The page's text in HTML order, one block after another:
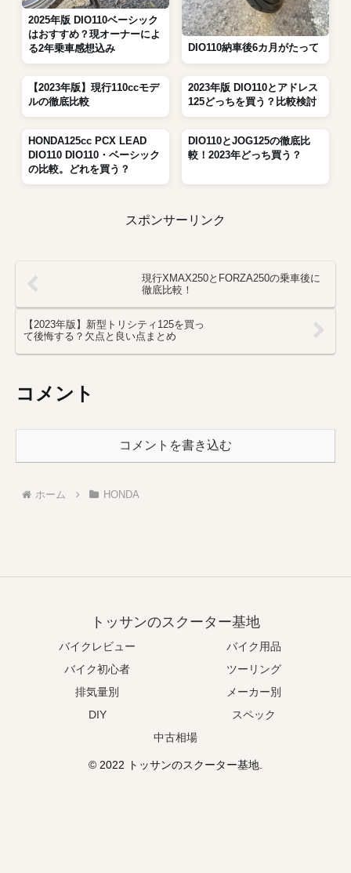
2025年版 DIO110ベーシック
はおすすめ？現オーナーによ
る2年乗車感想込み
DIO110納車後6カ月がたって
【2023年版】現行110ccモデ
ルの徹底比較
2023年版 DIO110とアドレス
125どっちを買う？比較検討
HONDA125cc PCX LEAD
DIO110 DIO110・ベーシック
の比較。どれを買う？
DIO110とJOG125の徹底比
較！2023年どっち買う？
スポンサーリンク
現行XMAX250とFORZA250の乗車後に
徹底比較！
【2023年版】新型トリシティ125を買っ
て後悔する？欠点と良い点まとめ
コメント
コメントを書き込む
ホーム HONDA
トッサンのスクーター基地
バイクレビュー
バイク用品
バイク初心者
ツーリング
排気量別
メーカー別
DIY
スペック
中古相場
© 2022 トッサンのスクーター基地.